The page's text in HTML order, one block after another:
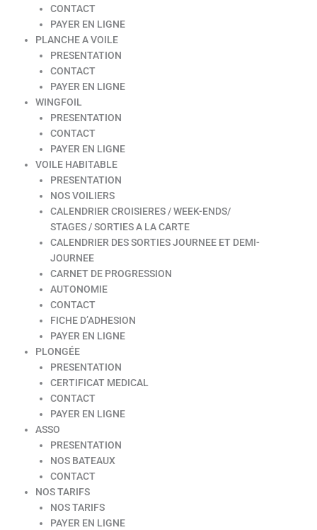
CONTACT
PAYER EN LIGNE
PLANCHE A VOILE
PRESENTATION
CONTACT
PAYER EN LIGNE
WINGFOIL
PRESENTATION
CONTACT
PAYER EN LIGNE
VOILE HABITABLE
PRESENTATION
NOS VOILIERS
CALENDRIER CROISIERES / WEEK-ENDS/
STAGES / SORTIES A LA CARTE
CALENDRIER DES SORTIES JOURNEE ET DEMI-
JOURNEE
CARNET DE PROGRESSION
AUTONOMIE
CONTACT
FICHE D’ADHESION
PAYER EN LIGNE
PLONGÉE
PRESENTATION
CERTIFICAT MEDICAL
CONTACT
PAYER EN LIGNE
ASSO
PRESENTATION
NOS BATEAUX
CONTACT
NOS TARIFS
NOS TARIFS
PAYER EN LIGNE